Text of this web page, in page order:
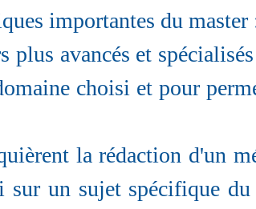
importantes du master
avancés et
choisi et pour
la rédaction d'un
un sujet spécifique du